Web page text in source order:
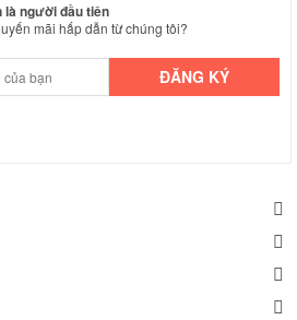
là người đầu tiên
mãi hấp dẫn từ chúng tôi?